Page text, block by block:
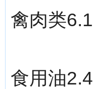
禽肉类6.1
食用油2.4